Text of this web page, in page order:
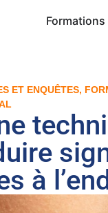
Formations
ET ENQUÊTES,
à